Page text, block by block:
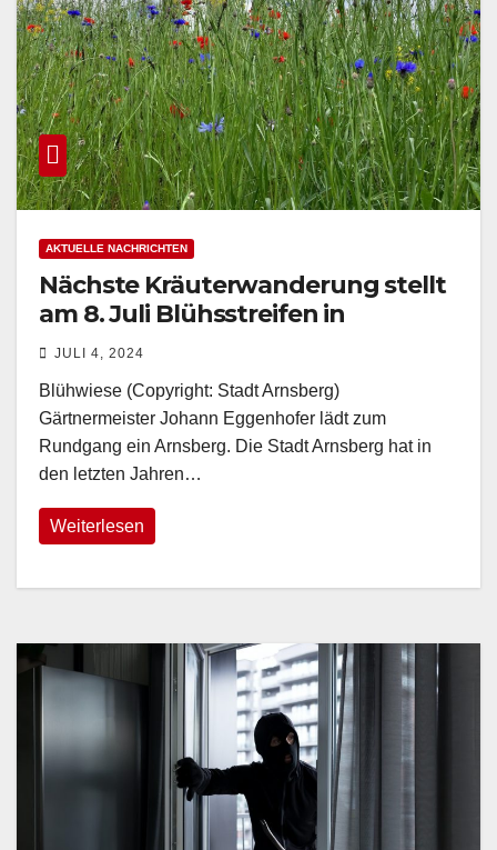
AKTUELLE NACHRICHTEN
Nächste Kräuterwanderung stellt
am 8. Juli Blühsstreifen in
Arnsberg-Niedereimer vor
JULI 4, 2024
Blühwiese (Copyright: Stadt Arnsberg)
Gärtnermeister Johann Eggenhofer lädt zum
Rundgang ein Arnsberg. Die Stadt Arnsberg hat in
den letzten Jahren…
Weiterlesen